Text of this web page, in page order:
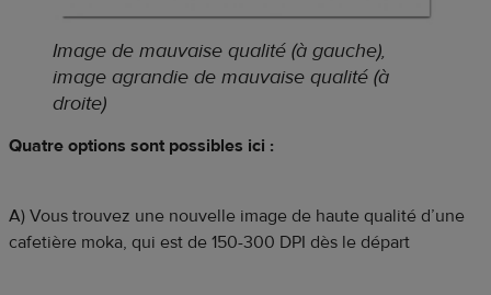
Image de mauvaise qualité (à gauche),
image agrandie de mauvaise qualité (à
droite)
Quatre options sont possibles ici :
A) Vous trouvez une nouvelle image de haute qualité d’une
cafetière moka, qui est de 150-300 DPI dès le départ